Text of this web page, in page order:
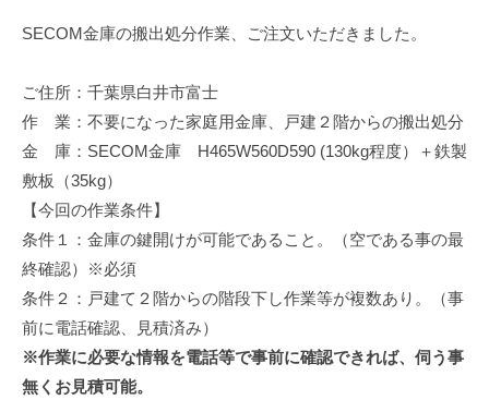
SECOM金庫の搬出処分作業、ご注文いただきました。
ご住所：千葉県白井市富士
作 業：不要になった家庭用金庫、戸建２階からの搬出処分
金 庫：SECOM金庫 H465W560D590 (130kg程度）＋鉄製
敷板（35kg）
【今回の作業条件】
条件１：金庫の鍵開けが可能であること。（空である事の最
終確認）※必須
条件２：戸建て２階からの階段下し作業等が複数あり。（事
前に電話確認、見積済み）
※作業に必要な情報を電話等で事前に確認できれば、伺う事
無くお見積可能。